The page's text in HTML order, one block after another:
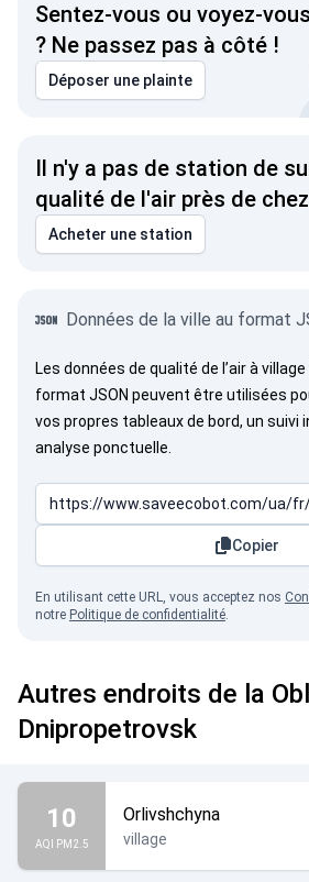
Sentez-vous ou voyez-
? Ne passez pas à côté !
Déposer une plainte
Il n'y a pas de station de
qualité de l'air près de
Acheter une station
Données de la ville au format
Les données de qualité de l’air à
format JSON peuvent être utilisées
vos propres tableaux de bord, un suivi
analyse ponctuelle.
Copier
En utilisant cette URL, vous acceptez nos
notre Politique de confidentialité.
Autres endroits de la
Dnipropetrovsk
10
AQI PM2.5
Orlivshchyna
village